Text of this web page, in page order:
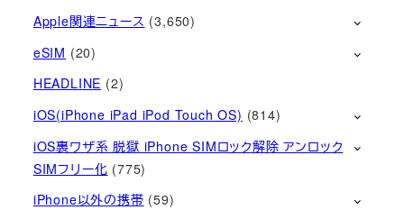
Apple関連ニュース (3,650)
eSIM (20)
HEADLINE (2)
iOS(iPhone iPad iPod Touch OS) (814)
iOS裏ワザ系 脱獄 iPhone SIMロック解除 アンロック
SIMフリー化 (775)
iPhone以外の携帯 (59)